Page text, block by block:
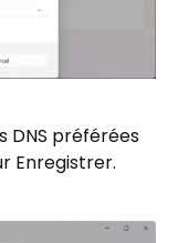
DNS préférées
Enregistrer.